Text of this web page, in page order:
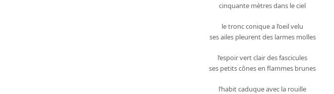
cinquante mètres dans le ciel
le tronc conique a l’oeil velu
ses ailes pleurent des larmes molles
l’espoir vert clair des fascicules
ses petits cônes en flammes brunes
l’habit caduque avec la rouille